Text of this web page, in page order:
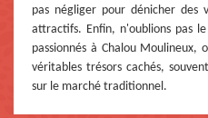
pas négliger pour dénicher des
attractifs. Enfin, n'oublions pas
passionnés à Chalou
véritables trésors cachés,
sur le marché traditionnel.